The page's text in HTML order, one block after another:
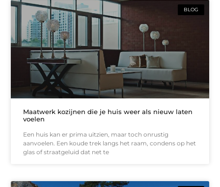
BLOG
Maatwerk kozijnen die je huis weer als nieuw laten
voelen
Een huis kan er prima uitzien, maar toch onrustig
aanvoelen. Een koude trek langs het raam, condens op het
glas of straatgeluid dat net te